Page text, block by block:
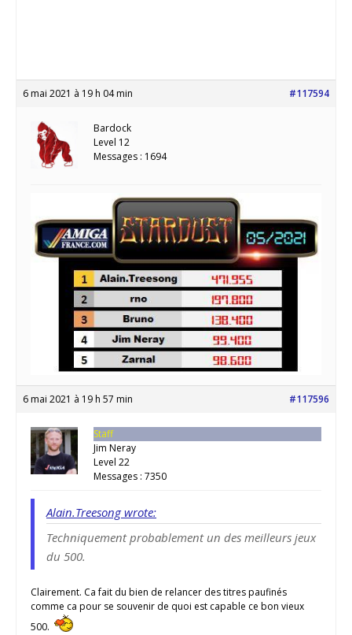
6 mai 2021 à 19 h 04 min #117594
Bardock
Level 12
Messages : 1694
6 mai 2021 à 19 h 57 min #117596
Staff
Jim Neray
Level 22
Messages : 7350
Alain.Treesong wrote:
Techniquement probablement un des meilleurs jeux
du 500.
Clairement. Ca fait du bien de relancer des titres paufinés
comme ca pour se souvenir de quoi est capable ce bon vieux
500.